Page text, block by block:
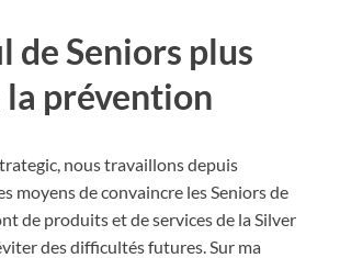
de Seniors plus
la prévention
nous travaillons depuis
moyens de convaincre les Seniors de
de produits et de services de la Silver
des difficultés futures. Sur ma